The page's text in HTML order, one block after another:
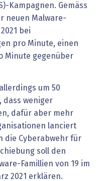
Kampagnen. Gemäss
neuen Malware-
bei
pro Minute, einen
Minute gegenüber
um 50
dass weniger
dafür aber mehr
lanciert
die Cyberabwehr für
soll den
Famillien von 19 im
2021 erklären.